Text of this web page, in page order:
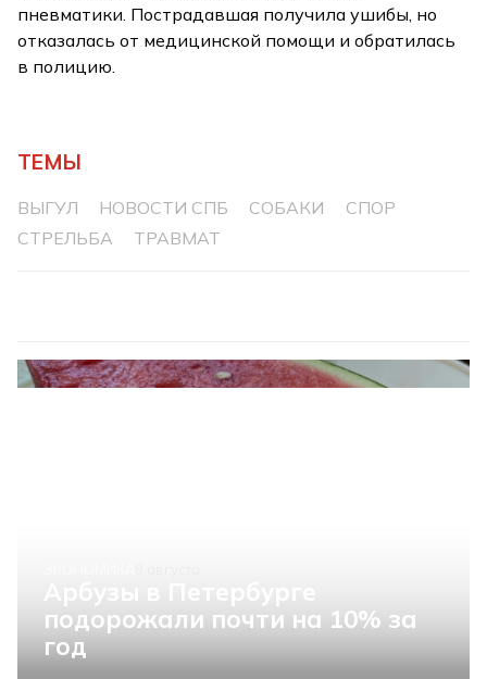
пневматики. Пострадавшая получила ушибы, но
отказалась от медицинской помощи и обратилась
в полицию.
ТЕМЫ
ВЫГУЛ НОВОСТИ СПБ СОБАКИ
СПОР
СТРЕЛЬБА
ТРАВМАТ
подорожали почти на 10% за
год